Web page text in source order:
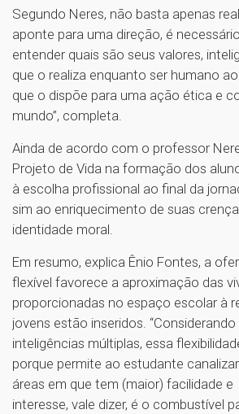
Segundo Neres, não basta apenas
aponte para uma direção, é
entender quais são seus valores,
que o realiza enquanto ser humano
que o dispõe para uma ação ética e
mundo”, completa.
Ainda de acordo com o professor
Projeto de Vida na formação dos
à escolha profissional ao final da
sim ao enriquecimento de suas
identidade moral.
Em resumo, explica Ênio Fontes, a
flexível favorece a aproximação das
proporcionadas no espaço escolar à
jovens estão inseridos.
inteligências múltiplas, essa
porque permite ao estudante
áreas em que tem (maior) facilidade e
interesse, vale dizer, é o combustível